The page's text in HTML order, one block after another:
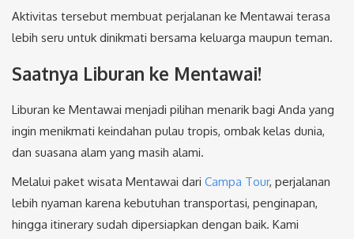
Aktivitas tersebut membuat perjalanan ke Mentawai terasa
lebih seru untuk dinikmati bersama keluarga maupun teman.
Saatnya Liburan ke Mentawai!
Liburan ke Mentawai menjadi pilihan menarik bagi Anda yang
ingin menikmati keindahan pulau tropis, ombak kelas dunia,
dan suasana alam yang masih alami.
Melalui paket wisata Mentawai dari Campa Tour, perjalanan
lebih nyaman karena kebutuhan transportasi, penginapan,
hingga itinerary sudah dipersiapkan dengan baik. Kami